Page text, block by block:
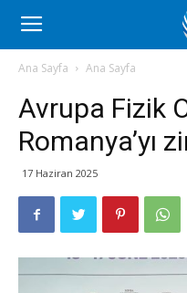
Romanya
Haber
Ana Sayfa Ana Sayfa
Avrupa Fizik
Romanya’yı
17 Haziran 2025